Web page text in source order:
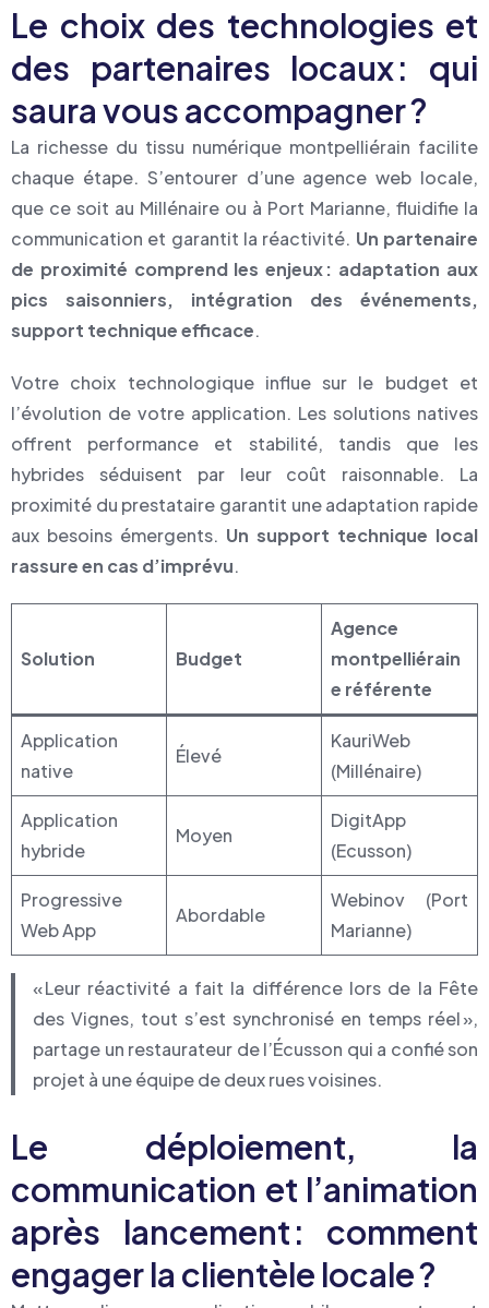
Le choix des technologies et
des partenaires locaux : qui
saura vous accompagner ?
La richesse du tissu numérique montpelliérain facilite
chaque étape. S’entourer d’une agence web locale,
que ce soit au Millénaire ou à Port Marianne, fluidifie la
communication et garantit la réactivité. Un partenaire
de proximité comprend les enjeux : adaptation aux
pics saisonniers, intégration des événements,
support technique efficace.
Votre choix technologique influe sur le budget et
l’évolution de votre application. Les solutions natives
offrent performance et stabilité, tandis que les
hybrides séduisent par leur coût raisonnable. La
proximité du prestataire garantit une adaptation rapide
aux besoins émergents. Un support technique local
rassure en cas d’imprévu.
Solution Budget
Agence
montpelliérain
e référente
Application
native
Élevé
KauriWeb
(Millénaire)
Application
hybride
Moyen
DigitApp
(Ecusson)
Progressive
Web App
Abordable
Webinov (Port
Marianne)
« Leur réactivité a fait la différence lors de la Fête
des Vignes, tout s’est synchronisé en temps réel »,
partage un restaurateur de l’Écusson qui a confié son
projet à une équipe de deux rues voisines.
Le déploiement, la
communication et l’animation
après lancement : comment
engager la clientèle locale ?